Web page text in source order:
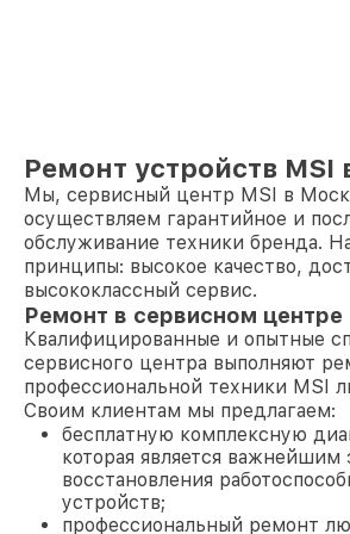
Ремонт устройств MSI
Мы, сервисный центр MSI в
осуществляем гарантийное и
обслуживание техники бренда.
принципы: высокое качество,
высококлассный сервис.
Ремонт в сервисном центре
Квалифицированные и опытные
сервисного центра выполняют
профессиональной техники MSI
Своим клиентам мы предлагаем:
бесплатную комплексную
которая является важнейшим
восстановления
устройств;
профессиональный ремонт